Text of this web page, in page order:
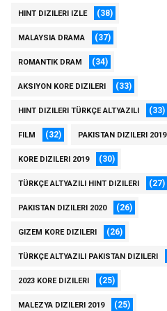
HINT DIZILERI IZLE (38)
MALAYSIA DRAMA (37)
ROMANTIK DRAM (34)
AKSIYON KORE DIZILERI (33)
HINT DIZILERI TÜRKÇE ALTYAZILI (33)
FILM (32) PAKISTAN DIZILERI 2019
KORE DIZILERI 2019 (30)
TÜRKÇE ALTYAZILI HINT DIZILERI (27)
PAKISTAN DIZILERI 2020 (26)
GIZEM KORE DIZILERI (26)
TÜRKÇE ALTYAZILI PAKISTAN DIZILERI
2023 KORE DIZILERI (25)
MALEZYA DIZILERI 2019 (25)